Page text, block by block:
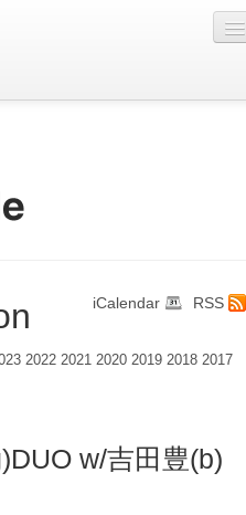
RSS
iCalendar
2022 2021 2020 2019 2018 2017
w/吉田豊(b)